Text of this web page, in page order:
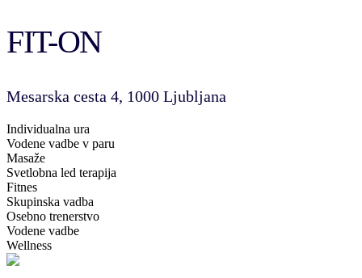
FIT-ON
Mesarska cesta 4, 1000 Ljubljana
Individualna ura
Vodene vadbe v paru
Masaže
Svetlobna led terapija
Fitnes
Skupinska vadba
Osebno trenerstvo
Vodene vadbe
Wellness